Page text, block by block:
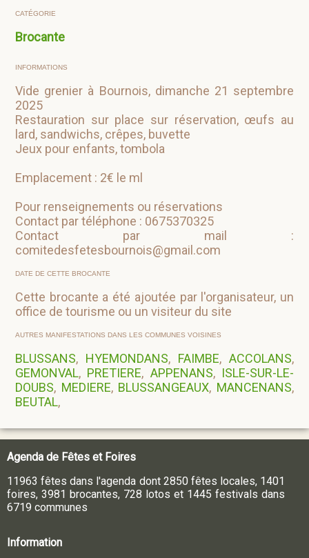
CATÉGORIE
Brocante
INFORMATIONS
Vide grenier à Bournois, dimanche 21 septembre
2025
Restauration sur place sur réservation, œufs au
lard, sandwichs, crêpes, buvette
Jeux pour enfants, tombola
Emplacement : 2€ le ml
Pour renseignements ou réservations
Contact par téléphone : 0675370325
Contact par mail :
comitedesfetesbournois@gmail.com
DATE DE CETTE BROCANTE
Cette brocante a été ajoutée par l'organisateur, un
office de tourisme ou un visiteur du site
AUTRES MANIFESTATIONS DANS LES COMMUNES VOISINES
BLUSSANS, HYEMONDANS, FAIMBE, ACCOLANS,
GEMONVAL, PRETIERE, APPENANS, ISLE-SUR-LE-
DOUBS, MEDIERE, BLUSSANGEAUX, MANCENANS,
BEUTAL,
Agenda de Fêtes et Foires
11963 fêtes dans l'agenda dont 2850 fêtes locales, 1401
foires, 3981 brocantes, 728 lotos et 1445 festivals dans
6719 communes
Information